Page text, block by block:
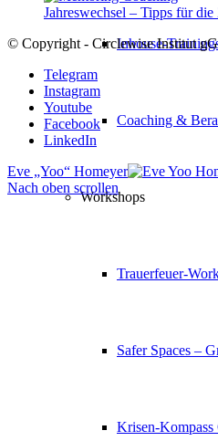
Inhouse-
Coaching &
Workshops
Trauerfeuer-
Safer Spaces –
Krisen-Kompass
Jahreswechsel – Tipps für
© Copyright - Circlewise Institut
Telegram
Instagram
Youtube
Facebook
LinkedIn
Eve „Yoo“ Homeyer
Nach oben scrollen